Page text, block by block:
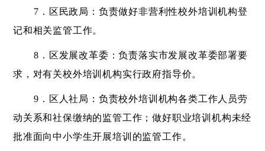
7．区民政局：负责做好非营利性校外培训机构登
记和相关监管工作。
8．区发展改革委：负责落实市发展改革委部署要
求，对有关校外培训机构实行政府指导价。
9．区人社局：负责校外培训机构各类工作人员劳
动关系和社保缴纳的监管工作；做好职业培训机构未经
批准面向中小学生开展培训的监管工作。